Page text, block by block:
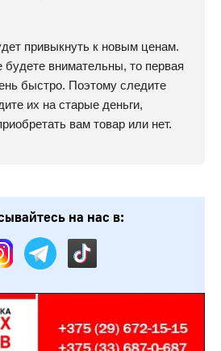
привыкнуть к новым ценам.
будете внимательны, то первая
быстро. Поэтому следите
их на старые деньги,
вам товар или нет.
на нас в: